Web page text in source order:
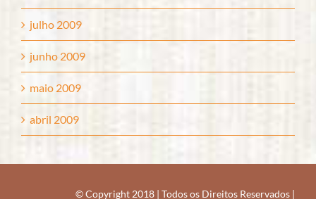
julho 2009
junho 2009
maio 2009
abril 2009
© Copyright 2018 | Todos os Direitos Reservados |